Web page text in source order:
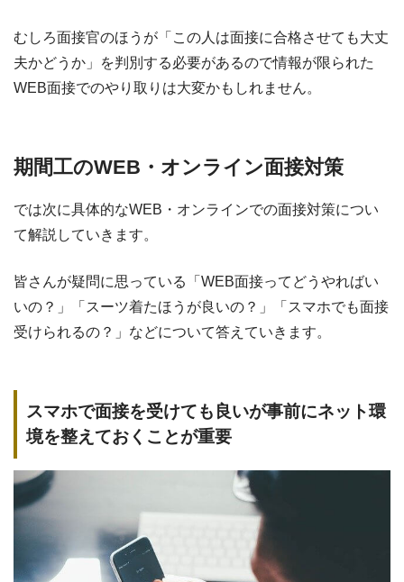
むしろ面接官のほうが「この人は面接に合格させても大丈
夫かどうか」を判別する必要があるので情報が限られた
WEB面接でのやり取りは大変かもしれません。
期間工のWEB・オンライン面接対策
では次に具体的なWEB・オンラインでの面接対策につい
て解説していきます。
皆さんが疑問に思っている「WEB面接ってどうやればい
いの？」「スーツ着たほうが良いの？」「スマホでも面接
受けられるの？」などについて答えていきます。
スマホで面接を受けても良いが事前にネット環
境を整えておくことが重要